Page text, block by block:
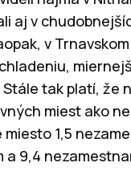
aj v
v
tak platí, že
miest ako
1,5
a 9,4